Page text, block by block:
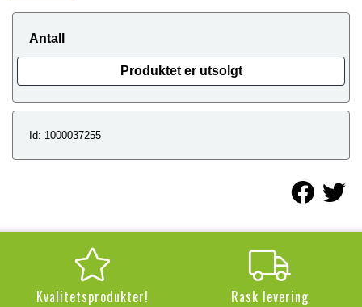
Antall
Produktet er utsolgt
Id: 1000037255
Kvalitetsprodukter! Rask levering